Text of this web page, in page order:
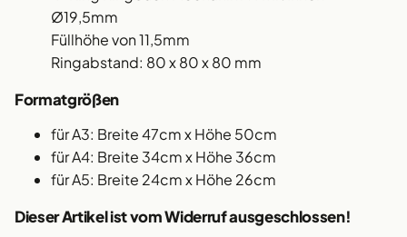
Ø19,5mm
Füllhöhe von 11,5mm
Ringabstand: 80 x 80 x 80 mm
Formatgrößen
für A3: Breite 47cm x Höhe 50cm
für A4: Breite 34cm x Höhe 36cm
für A5: Breite 24cm x Höhe 26cm
Dieser Artikel ist vom Widerruf ausgeschlossen!